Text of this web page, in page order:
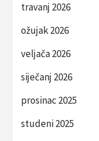
travanj 2026
ožujak 2026
veljača 2026
siječanj 2026
prosinac 2025
studeni 2025